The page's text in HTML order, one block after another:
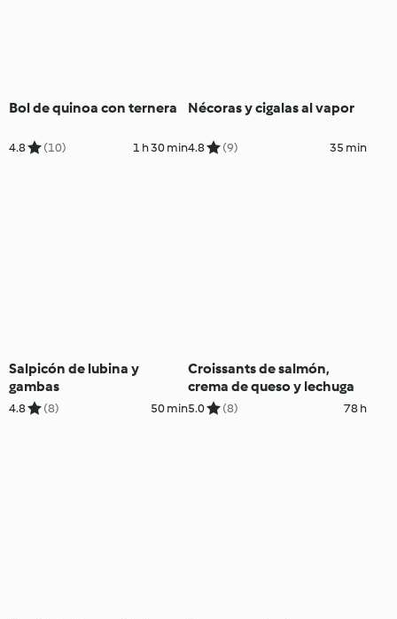
Bol de quinoa con ternera
4.8 (10) 1 h 30 min
Nécoras y cigalas al vapor
4.8 (9) 35 min
Salpicón de lubina y
gambas
4.8 (8) 50 min
Croissants de salmón,
crema de queso y lechuga
5.0 (8) 78 h